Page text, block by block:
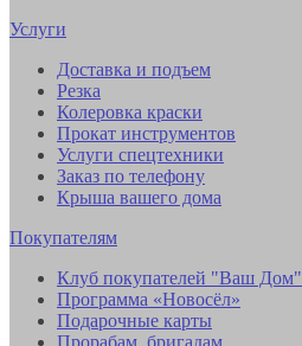
Услуги
Доставка и подъем
Резка
Колеровка краски
Прокат инструментов
Услуги спецтехники
Заказ по телефону
Крыша вашего дома
Покупателям
Клуб покупателей "Ваш Дом"
Программа «Новосёл»
Подарочные карты
Прорабам, бригадам